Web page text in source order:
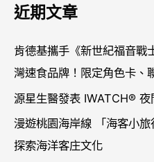
鍵
字
:
近期文章
肯德基攜手《新世紀福音戰
灣速食品牌！限定角色卡、
源星生醫發表 IWATCH® 夜
漫遊桃園海岸線 「海客小
探索海洋客庄文化